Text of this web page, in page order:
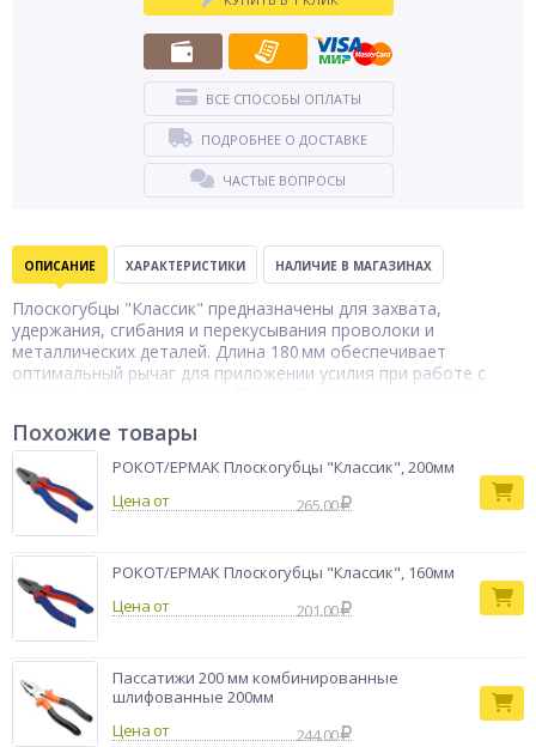
ВСЕ СПОСОБЫ ОПЛАТЫ
ПОДРОБНЕЕ О ДОСТАВКЕ
ЧАСТЫЕ ВОПРОСЫ
ОПИСАНИЕ ХАРАКТЕРИСТИКИ НАЛИЧИЕ В МАГАЗИНАХ
Плоскогубцы "Классик" предназначены для захвата,
удержания, сгибания и перекусывания проволоки и
металлических деталей. Длина 180 мм обеспечивает
оптимальный рычаг для приложении усилия при работе с
эргономичные рукоятки обеспечивают удобный и надёжный
хват. Инструмент подходит как для бытового, так и для
профессионального применения, позволяя выполнять
широкий спектр слесарных и монтажных задач с высокой
точностью и эффективностью.
Тип товара
Плоскогубцы
Бренд
Ермак
Похожие товары
РОКОТ/ЕРМАК Плоскогубцы "Классик", 200мм
Цена от
265.00
РОКОТ/ЕРМАК Плоскогубцы "Классик", 160мм
Цена от
201.00
Пассатижи 200 мм комбинированные
шлифованные 200мм
Цена от
244.00